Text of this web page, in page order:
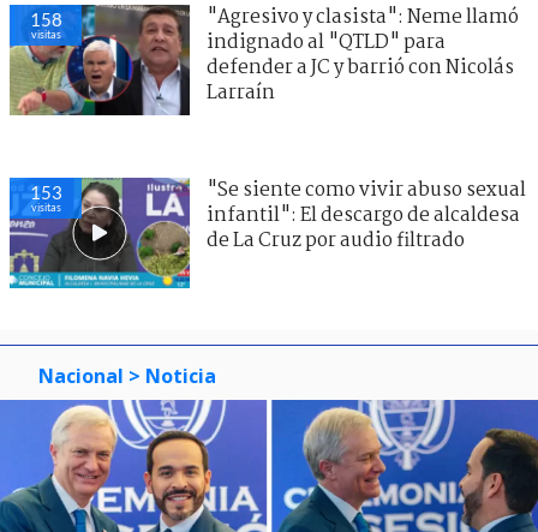
158
visitas
"Agresivo y clasista": Neme llamó
indignado al "QTLD" para
defender a JC y barrió con Nicolás
Larraín
153
visitas
"Se siente como vivir abuso sexual
infantil": El descargo de alcaldesa
de La Cruz por audio filtrado
Nacional > Noticia